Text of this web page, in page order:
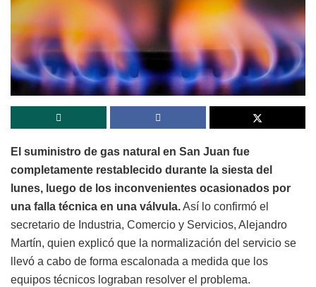
El suministro de gas natural en San Juan fue
completamente restablecido durante la siesta del
lunes, luego de los inconvenientes ocasionados por
una falla técnica en una válvula.Así lo confirmó el
secretario de Industria, Comercio y Servicios, Alejandro
Martín, quien explicó que la normalización del servicio se
llevó a cabo de forma escalonada a medida que los
equipos técnicos lograban resolver el problema.